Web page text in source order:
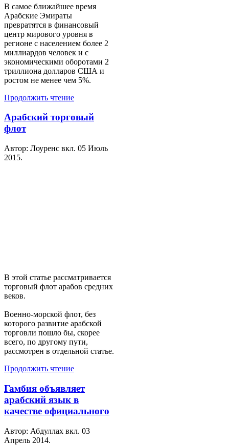
В самое ближайшее время
Арабские Эмираты
превратятся в финансовый
центр мирового уровня в
регионе с населением более 2
миллиардов человек и с
экономическими оборотами 2
триллиона долларов США и
ростом не менее чем 5%.
Продолжить чтение
Арабский торговый
флот
Автор: Лоуренс вкл. 05 Июль
2015.
В этой статье рассматривается
торговый флот арабов средних
веков.
Военно-морской флот, без
которого развитие арабской
торговли пошло бы, скорее
всего, по другому пути,
рассмотрен в отдельной статье.
Продолжить чтение
Гамбия объявляет
арабский язык в
качестве официального
Автор: Абдуллах вкл. 03
Апрель 2014.